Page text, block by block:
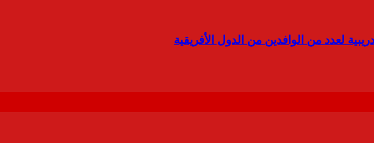
لعدد من الوافدين من الدول الأفريقية